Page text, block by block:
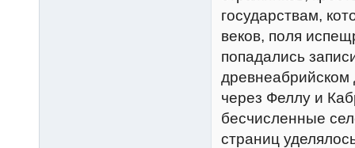
государствам,
веков, поля
попадались
через Феллу и
бесчисленные
страниц